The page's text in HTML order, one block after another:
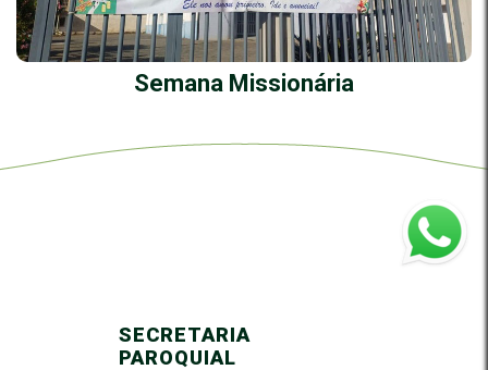
Semana Missionária
SECRETARIA
PAROQUIAL